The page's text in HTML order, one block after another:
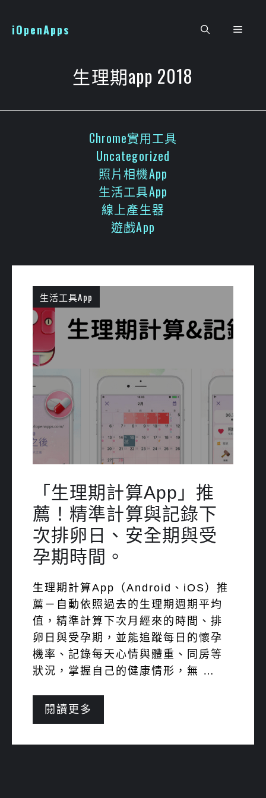
iOpenApps 選
生理期app 2018
Chrome實用工具
Uncategorized
照片相機App
生活工具App
線上產生器
遊戲App
生活工具App
「生理期計算App」推
薦！精準計算與記錄下
次排卵日、安全期與受
孕期時間。
生理期計算App（Android、iOS）推
薦－自動依照過去的生理期週期平均
值，精準計算下次月經來的時間、排
卵日與受孕期，並能追蹤每日的懷孕
機率、記錄每天心情與體重、同房等
狀況，掌握自己的健康情形，無 …
閱讀更多